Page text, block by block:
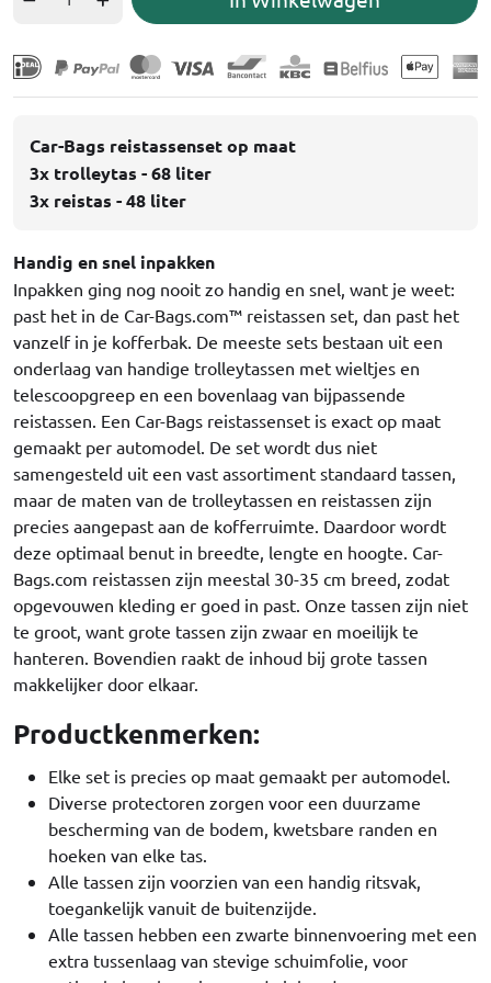
Car-Bags reistassenset op maat
3x trolleytas - 68 liter
3x reistas - 48 liter
Handig en snel inpakken
Inpakken ging nog nooit zo handig en snel, want je weet:
past het in de Car-Bags.com™ reistassen set, dan past het
vanzelf in je kofferbak. De meeste sets bestaan uit een
onderlaag van handige trolleytassen met wieltjes en
telescoopgreep en een bovenlaag van bijpassende
reistassen. Een Car-Bags reistassenset is exact op maat
gemaakt per automodel. De set wordt dus niet
samengesteld uit een vast assortiment standaard tassen,
maar de maten van de trolleytassen en reistassen zijn
precies aangepast aan de kofferruimte. Daardoor wordt
deze optimaal benut in breedte, lengte en hoogte. Car-
Bags.com reistassen zijn meestal 30-35 cm breed, zodat
opgevouwen kleding er goed in past. Onze tassen zijn niet
te groot, want grote tassen zijn zwaar en moeilijk te
hanteren. Bovendien raakt de inhoud bij grote tassen
makkelijker door elkaar.
Productkenmerken:
Elke set is precies op maat gemaakt per automodel.
Diverse protectoren zorgen voor een duurzame
bescherming van de bodem, kwetsbare randen en
hoeken van elke tas.
Alle tassen zijn voorzien van een handig ritsvak,
toegankelijk vanuit de buitenzijde.
Alle tassen hebben een zwarte binnenvoering met een
extra tussenlaag van stevige schuimfolie, voor